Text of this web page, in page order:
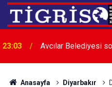
22:24 Diyarbakır’da
Anasayfa Diyarbakır